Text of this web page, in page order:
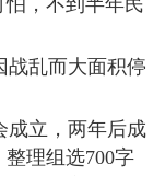
，不到半年民
乱而大面积停
成立，两年后成
理组选700字